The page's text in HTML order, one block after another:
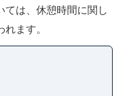
ては、休憩時間に関し
ます。